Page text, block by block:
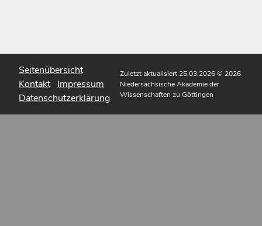
Seitenübersicht
Kontakt Impressum
Datenschutzerklärung
Zuletzt aktualisiert 25.03.2026© 2026
Niedersächsische Akademie der
Wissenschaften zu Göttingen